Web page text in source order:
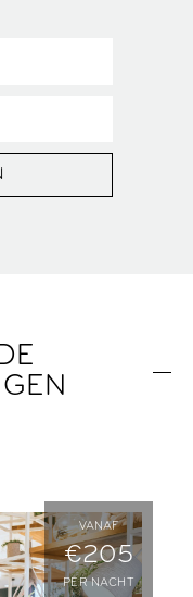
VANAF
€205
PER NACHT